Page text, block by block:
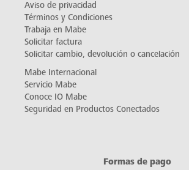
Aviso de privacidad
Términos y Condiciones
Trabaja en Mabe
Solicitar factura
Solicitar cambio, devolución o cancelación
Mabe Internacional
Servicio Mabe
Conoce IO Mabe
Seguridad en Productos Conectados
Formas de pago